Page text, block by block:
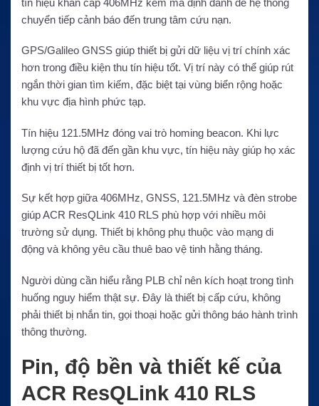
chuyển tiếp cảnh báo đến trung tâm cứu nạn.
GPS/Galileo GNSS giúp thiết bị gửi dữ liệu vị trí chính xác
hơn trong điều kiện thu tín hiệu tốt. Vị trí này có thể giúp rút
ngắn thời gian tìm kiếm, đặc biệt tại vùng biển rộng hoặc
khu vực địa hình phức tạp.
Tín hiệu 121.5MHz đóng vai trò homing beacon. Khi lực
lượng cứu hộ đã đến gần khu vực, tín hiệu này giúp họ xác
định vị trí thiết bị tốt hơn.
Sự kết hợp giữa 406MHz, GNSS, 121.5MHz và đèn strobe
giúp ACR ResQLink 410 RLS phù hợp với nhiều môi
trường sử dụng. Thiết bị không phụ thuộc vào mạng di
động và không yêu cầu thuê bao vệ tinh hằng tháng.
Người dùng cần hiểu rằng PLB chỉ nên kích hoạt trong tình
huống nguy hiểm thật sự. Đây là thiết bị cấp cứu, không
phải thiết bị nhắn tin, gọi thoại hoặc gửi thông báo hành trình
thông thường.
Pin, độ bền và thiết kế của
ACR ResQLink 410 RLS